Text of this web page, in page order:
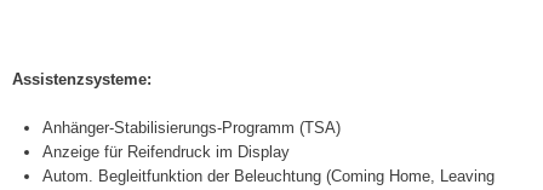
Assistenzsysteme:
Anhänger-Stabilisierungs-Programm (TSA)
Anzeige für Reifendruck im Display
Autom. Begleitfunktion der Beleuchtung (Coming Home, Leaving